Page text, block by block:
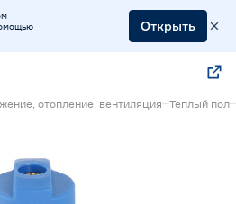
Открыть
отопление, вентиляция Теплый пол